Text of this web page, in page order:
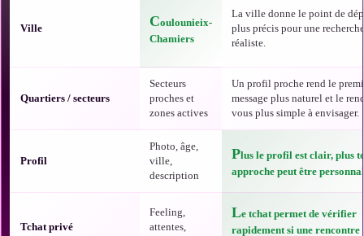
Ville Coulounieix-
Chamiers
La ville donne le point de
plus précis pour une
réaliste.
Quartiers / secteurs
Secteurs
proches et
zones actives
Un profil proche rend le
message plus naturel et le
vous plus simple à envisager.
Profil
Photo, âge,
ville,
description
Plus le profil est clair, plus
approche peut être
Tchat privé
Feeling,
attentes,
Le tchat permet de vérifier
rapidement si une rencontre